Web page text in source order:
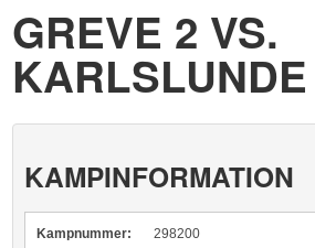
GREVE 2 VS.
KARLSLUNDE
KAMPINFORMATION
Kampnummer: 298200